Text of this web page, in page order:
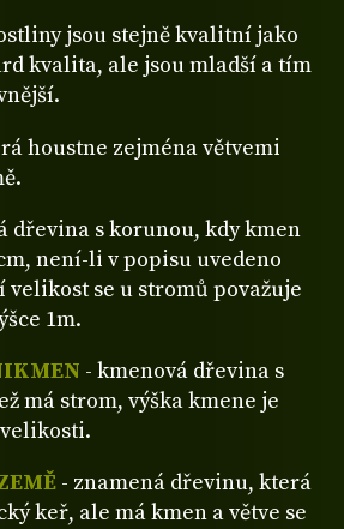
jsou stejně kvalitní jako
kvalita, ale jsou mladší a tím
houstne zejména větvemi
dřevina s korunou, kdy kmen
není-li v popisu uvedeno
velikost se u stromů považuje
1m.
- kmenová dřevina s
má strom, výška kmene je
- znamená dřevinu, která
keř, ale má kmen a větve se